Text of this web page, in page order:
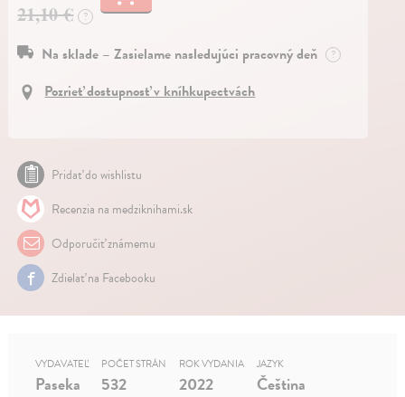
21,10 € ?
Na sklade – Zasielame nasledujúci pracovný deň ?
Pozrieť dostupnosť v kníhkupectvách
Pridať do wishlistu
Recenzia na medziknihami.sk
Odporučiť známemu
Zdielať na Facebooku
VYDAVATEĽ
Paseka
POČET STRÁN
532
ROK VYDANIA
2022
JAZYK
Čeština